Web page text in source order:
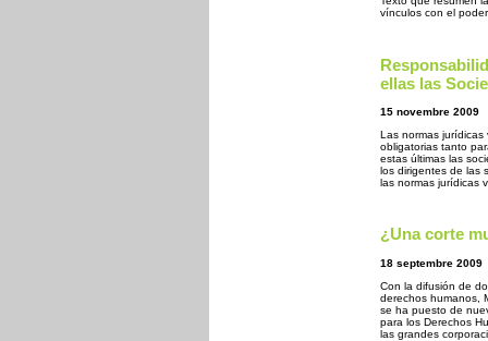
vínculos con el
ellas las
15 novembre 2009
Las normas
obligatorias tanto
estas últimas las
los dirigentes de las
las normas jurídicas
¿Una corte
18 septembre 2009
Con la difusión de
derechos humanos,
se ha puesto de
para los Derechos
las grandes